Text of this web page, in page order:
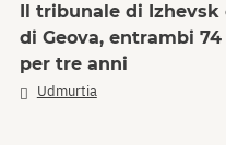
Il tribunale di
di Geova, entrambi
per tre anni
Udmurtia